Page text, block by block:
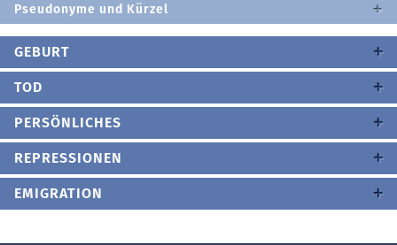
Pseudonyme und Kürzel
GEBURT
TOD
PERSÖNLICHES
REPRESSIONEN
EMIGRATION